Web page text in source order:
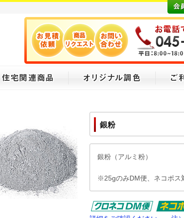
銀粉
銀粉（アルミ粉）
※25gのみDM便、ネコポス